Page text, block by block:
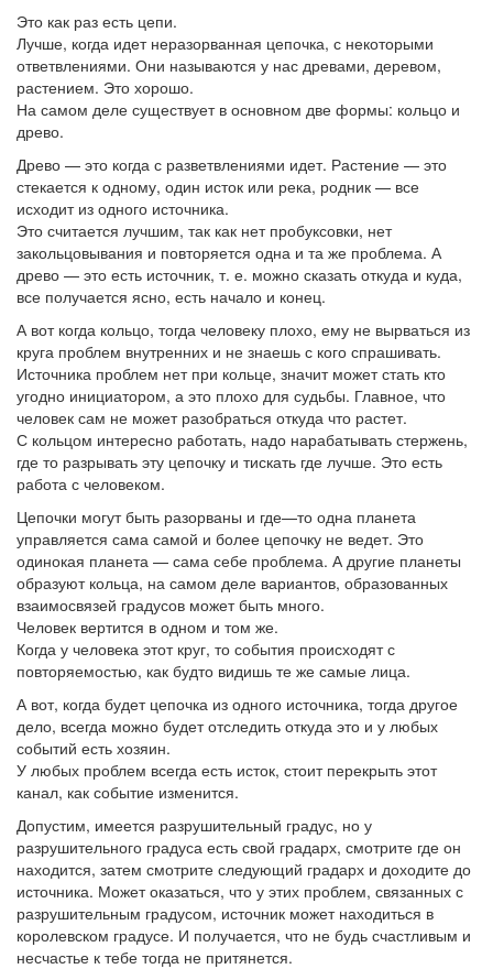
Это как раз есть цепи.
Лучше, когда идет неразорванная цепочка, с некоторыми
ответвлениями. Они называются у нас древами, деревом,
растением. Это хорошо.
На самом деле существует в основном две формы: кольцо и
древо.
Древо — это когда с разветвлениями идет. Растение — это
стекается к одному, один исток или река, родник — все
исходит из одного источника.
Это считается лучшим, так как нет пробуксовки, нет
закольцовывания и повторяется одна и та же проблема. А
древо — это есть источник, т. е. можно сказать откуда и куда,
все получается ясно, есть начало и конец.
А вот когда кольцо, тогда человеку плохо, ему не вырваться из
круга проблем внутренних и не знаешь с кого спрашивать.
Источника проблем нет при кольце, значит может стать кто
угодно инициатором, а это плохо для судьбы. Главное, что
человек сам не может разобраться откуда что растет.
С кольцом интересно работать, надо нарабатывать стержень,
где то разрывать эту цепочку и тискать где лучше. Это есть
работа с человеком.
Цепочки могут быть разорваны и где—то одна планета
управляется сама самой и более цепочку не ведет. Это
одинокая планета — сама себе проблема. А другие планеты
образуют кольца, на самом деле вариантов, образованных
взаимосвязей градусов может быть много.
Человек вертится в одном и том же.
Когда у человека этот круг, то события происходят с
повторяемостью, как будто видишь те же самые лица.
А вот, когда будет цепочка из одного источника, тогда другое
дело, всегда можно будет отследить откуда это и у любых
событий есть хозяин.
У любых проблем всегда есть исток, стоит перекрыть этот
канал, как событие изменится.
Допустим, имеется разрушительный градус, но у
разрушительного градуса есть свой градарх, смотрите где он
находится, затем смотрите следующий градарх и доходите до
источника. Может оказаться, что у этих проблем, связанных с
разрушительным градусом, источник может находиться в
королевском градусе. И получается, что не будь счастливым и
несчастье к тебе тогда не притянется.